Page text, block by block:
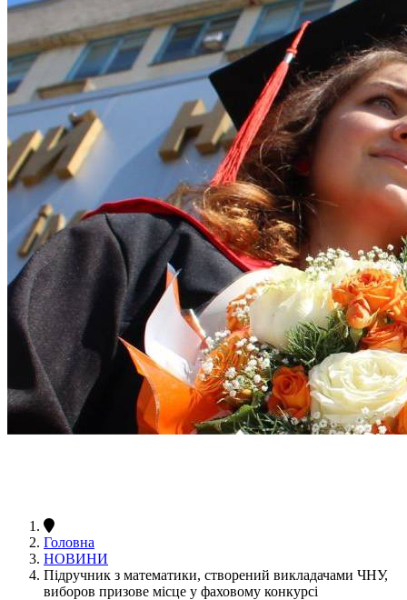
Головна
НОВИНИ
Підручник з математики, створений викладачами ЧНУ,
виборов призове місце у фаховому конкурсі